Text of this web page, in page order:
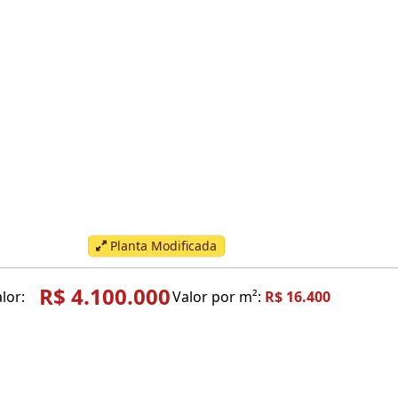
Planta Modificada
R$ 4.100.000Valor por m²: R$ 16.400